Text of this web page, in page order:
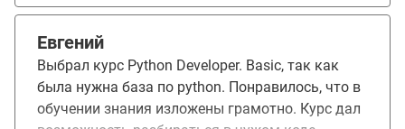
было спокойно менять отдельно взятые блоки.
технологий современного python разработчика
от GIT до Docker. Понятно, что глубоко все
технологии не было возможности изучить, в
такие сроки, но я себе такую цель и не ставил. В
целом я доволен собой, что сумел все пройти.
Курс думаю можно улучшить. Преподавателям
Евгений
Выбрал курс Python Developer. Basic, так как
была нужна база по python. Понравилось, что в
обучении знания изложены грамотно. Курс дал